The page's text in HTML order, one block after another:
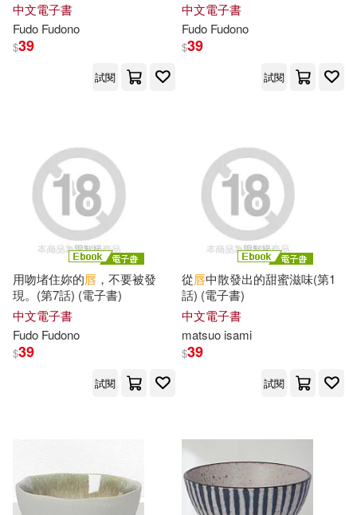
粵雅小叢書編委會(1) 紅桑(1)
胡弦(1)
舞ワイフブックス(1)
船堀齊晃(1)
范振金、劉鎮洲、王焜生、吳昭潔
專文作；翟振孝主編(1)
薛友津(1) 蘇婉婷(1)
中文電子書
Fudo Fudono
$39
試閱
中文電子書
Fudo Fudono
$39
試閱
用吻堵住妳的唇 ，不要被發
現。(第7話) (電子書)
中文電子書
Fudo Fudono
$39
試閱
從唇中散發出的甜蜜滋味(第1
話) (電子書)
中文電子書
matsuo isami
$39
試閱